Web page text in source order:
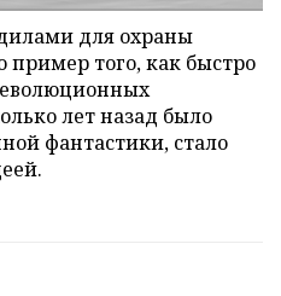
для охраны
пример того, как быстро
лет назад было
фантастики, стало